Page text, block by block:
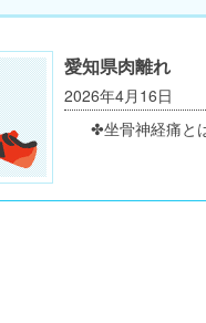
愛知県肉離れ
2026年4月16日
✤坐骨神経痛と